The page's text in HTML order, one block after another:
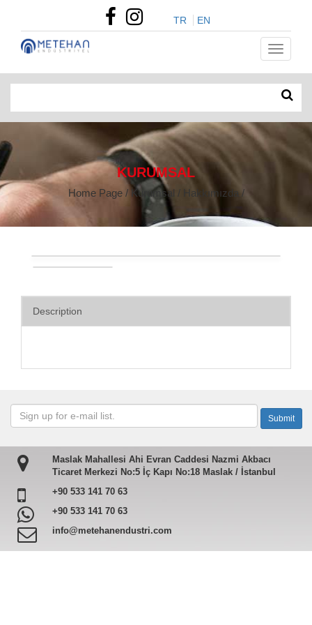
TR EN
KURUMSAL
Home Page / Kurumsal / Hakkımızda /
Description
Maslak Mahallesi Ahi Evran Caddesi Nazmi Akbacı
Ticaret Merkezi No:5 İç Kapı No:18 Maslak / İstanbul
+90 533 141 70 63
+90 533 141 70 63
info@metehanendustri.com